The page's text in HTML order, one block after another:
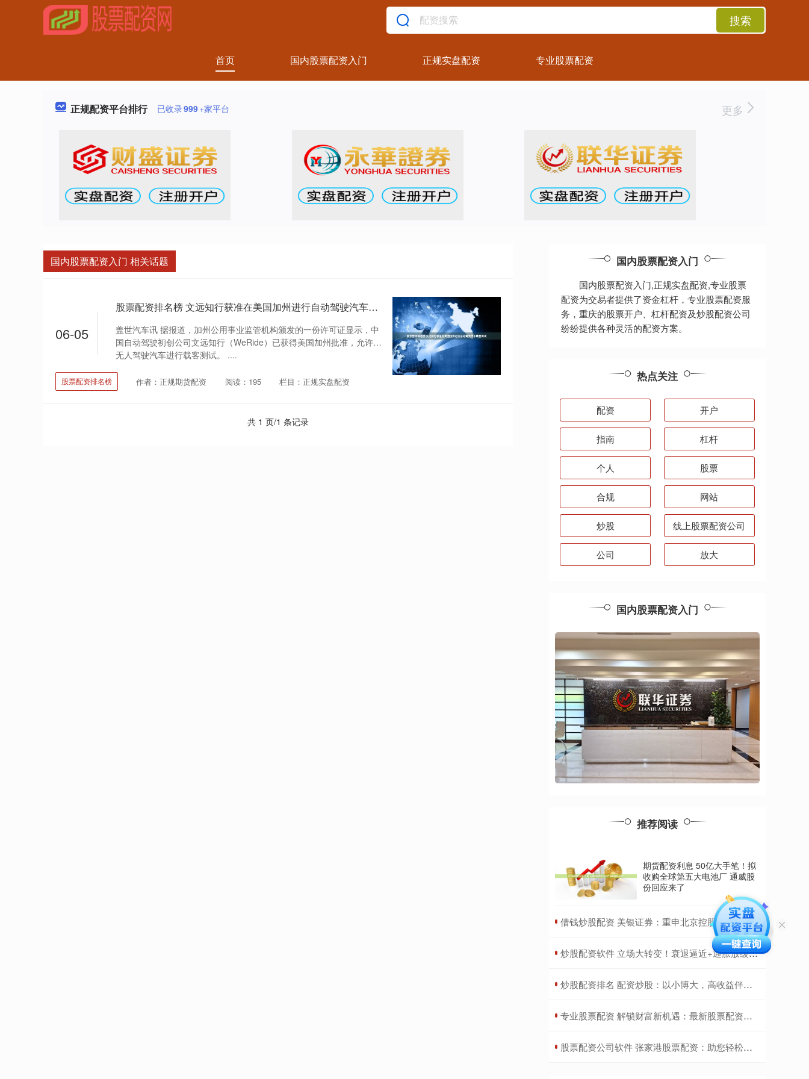
搜索
首页 国内股票配资入门 正规实盘配资 专业股票配资
正规配资平台排行 已收录999+家平台 更多
国内股票配资入门 相关话题
06-05
股票配资排名榜 文远知行获准在美国加州进行自动驾驶汽车载客测试
盖世汽车讯 据报道，加州公用事业监管机构颁发的一份许可证显示，中
国自动驾驶初创公司文远知行（WeRide）已获得美国加州批准，允许其
无人驾驶汽车进行载客测试。 ....
股票配资排名榜 作者：正规期货配资 阅读：195 栏目：正规实盘配资
共 1 页/1 条记录
国内股票配资入门
国内股票配资入门,正规实盘配资,专业股票
配资为交易者提供了资金杠杆，专业股票配资服
务，重庆的股票开户、杠杆配资及炒股配资公司
纷纷提供各种灵活的配资方案。
热点关注
配资 开户
指南 杠杆
个人 股票
合规 网站
炒股 线上股票配资公司
公司 放大
国内股票配资入门
推荐阅读
期货配资利息 50亿大手笔！拟
收购全球第五大电池厂 通威股
份回应来了
​借钱炒股配资 美银证券：重申北京控股“买入”评级 目标价下调至32港元
​炒股配资软件 立场大转变！衰退逼近+通胀放缓 新西兰联储意外降息25基点
​炒股配资排名 配资炒股：以小博大，高收益伴随高风险
​专业股票配资 解锁财富新机遇：最新股票配资平台助你致富
​股票配资公司软件 张家港股票配资：助您轻松撬动财富杠杆